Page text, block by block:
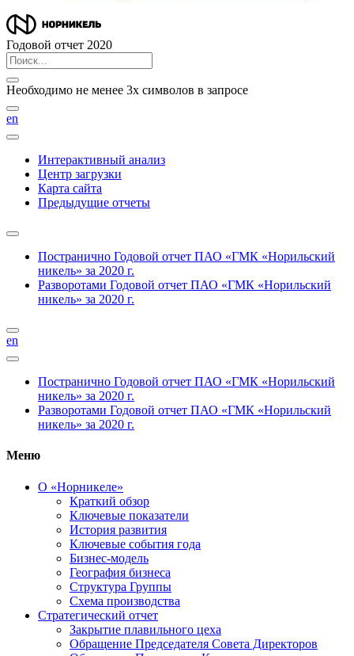
Годовой отчет 2020
Необходимо не менее 3х символов в запросе
en
Интерактивный анализ
Центр загрузки
Карта сайта
Предыдущие отчеты
Постранично Годовой отчет ПАО «ГМК «Норильский
никель» за 2020 г.
Разворотами Годовой отчет ПАО «ГМК «Норильский
никель» за 2020 г.
en
Постранично Годовой отчет ПАО «ГМК «Норильский
никель» за 2020 г.
Разворотами Годовой отчет ПАО «ГМК «Норильский
никель» за 2020 г.
Меню
О «Норникеле»
Краткий обзор
Ключевые показатели
История развития
Ключевые события года
Бизнес-модель
География бизнеса
Структура Группы
Схема производства
Стратегический отчет
Закрытие плавильного цеха
Обращение Председателя Совета Директоров